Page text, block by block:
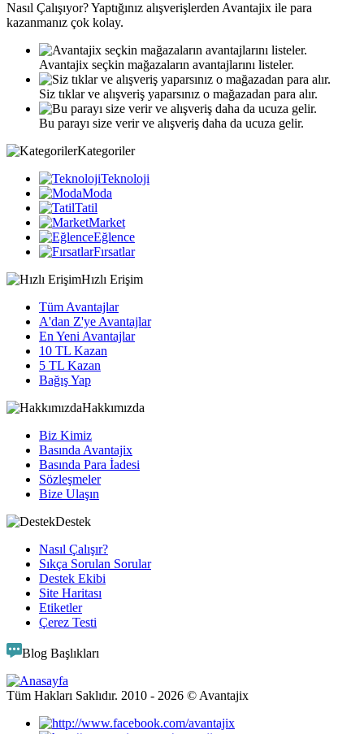
Nasıl Çalışıyor?Yaptığınız alışverişlerden Avantajix ile para
kazanmanız çok kolay.
Avantajix seçkin mağazaların avantajlarını listeler.
Siz tıklar ve alışveriş yaparsınız o mağazadan para alır.
Bu parayı size verir ve alışveriş daha da ucuza gelir.
Kategoriler
Teknoloji
Moda
Tatil
Market
Eğlence
Fırsatlar
Hızlı Erişim
Tüm Avantajlar
A'dan Z'ye Avantajlar
En Yeni Avantajlar
10 TL Kazan
5 TL Kazan
Bağış Yap
Hakkımızda
Biz Kimiz
Basında Avantajix
Basında Para İadesi
Sözleşmeler
Bize Ulaşın
Destek
Nasıl Çalışır?
Sıkça Sorulan Sorular
Destek Ekibi
Site Haritası
Etiketler
Çerez Testi
Blog Başlıkları
Tüm Hakları Saklıdır. 2010 - 2026 © Avantajix